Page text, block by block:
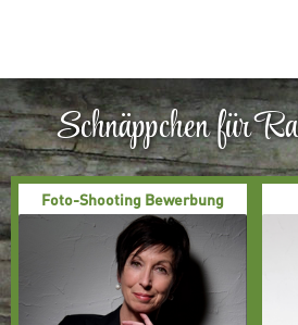
Schnäppchen für
Foto-Shooting Bewerbung